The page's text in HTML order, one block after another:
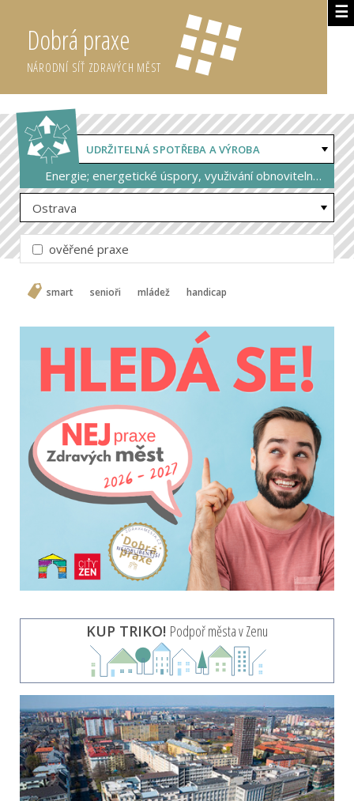
☰
Dobrá praxe
NÁRODNÍ SÍŤ ZDRAVÝCH MĚST
UDRŽITELNÁ SPOTŘEBA A VÝROBA
Energie; energetické úspory, využivání obnovitelných zdrojů
Ostrava
ověřené praxe
smart senioři mládež handicap
KUP TRIKO! Podpoř města v Zenu